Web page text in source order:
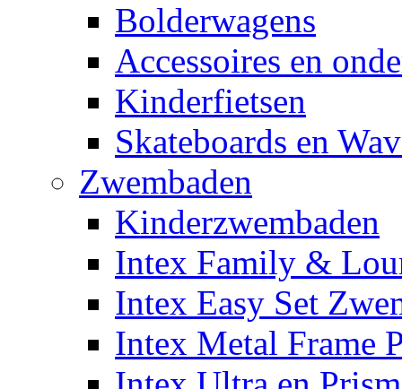
Bolderwagens
Accessoires en
Kinderfietsen
Skateboards en
Zwembaden
Kinderzwembaden
Intex Family &
Intex Easy Set
Intex Metal Frame